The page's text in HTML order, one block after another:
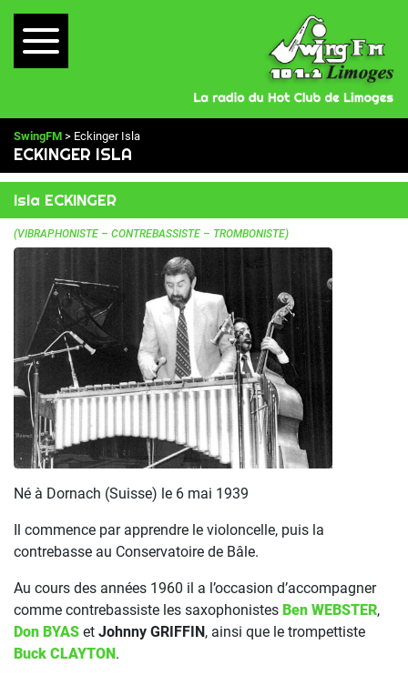
SwingFM > Eckinger Isla
ECKINGER ISLA
Isla ECKINGER
(VIBRAPHONISTE – CONTREBASSISTE – TROMBONISTE)
Né à Dornach (Suisse) le 6 mai 1939
Il commence par apprendre le violoncelle, puis la
contrebasse au Conservatoire de Bâle.
Au cours des années 1960 il a l’occasion d’accompagner
comme contrebassiste les saxophonistes Ben WEBSTER,
Don BYAS et Johnny GRIFFIN, ainsi que le trompettiste
Buck CLAYTON.